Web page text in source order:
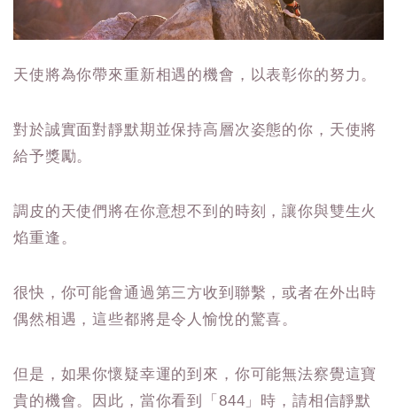
天使將為你帶來重新相遇的機會，以表彰你的努力。
對於誠實面對靜默期並保持高層次姿態的你，天使將
給予獎勵。
調皮的天使們將在你意想不到的時刻，讓你與雙生火
焰重逢。
很快，你可能會通過第三方收到聯繫，或者在外出時
偶然相遇，這些都將是令人愉悅的驚喜。
但是，如果你懷疑幸運的到來，你可能無法察覺這寶
貴的機會。因此，當你看到「844」時，請相信靜默